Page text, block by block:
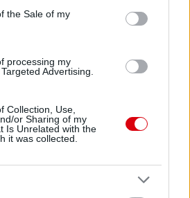
the Sale of my
processing my
Advertising.
Collection, Use,
or Sharing of my
Is Unrelated with the
it was collected.
United2026-08-12 20:30